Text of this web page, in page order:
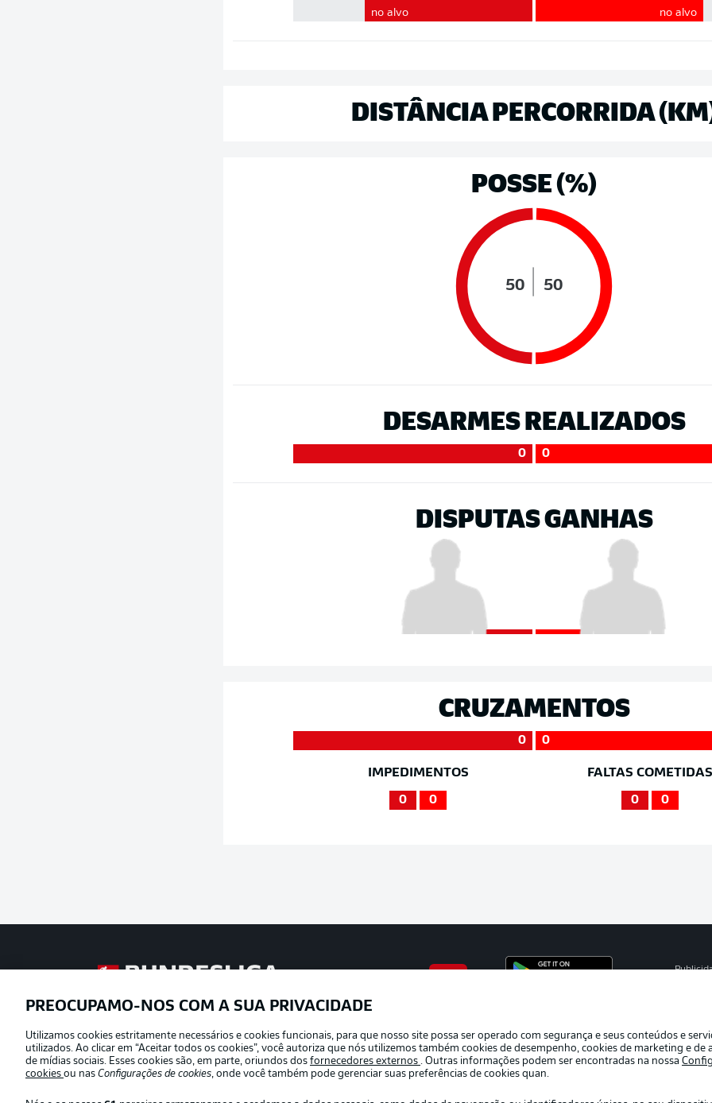
no alvo no alvo
DISTÂNCIA PERCORRIDA
POSSE (%)
50 50
DESARMES REALIZADOS
0 0
DISPUTAS GANHAS
CRUZAMENTOS
0 0
IMPEDIMENTOS
0 0
FALTAS COMETIDAS
0 0
Football as it’s meant to be
Oferecido por
Marca
PREOCUPAMO-NOS COM A SUA PRIVACIDADE
Utilizamos cookies estritamente necessários e cookies funcionais, para que nosso site possa ser operado com segurança e seus conteúdos e
utilizados. Ao clicar em “Aceitar todos os cookies”, você autoriza que nós utilizemos também cookies de desempenho, cookies de marketing e de
de mídias sociais. Esses cookies são, em parte, oriundos dos fornecedores externos . Outras informações podem ser encontradas na nossa
cookies ou nas Configurações de cookies, onde você também pode gerenciar suas preferências de cookies quan.